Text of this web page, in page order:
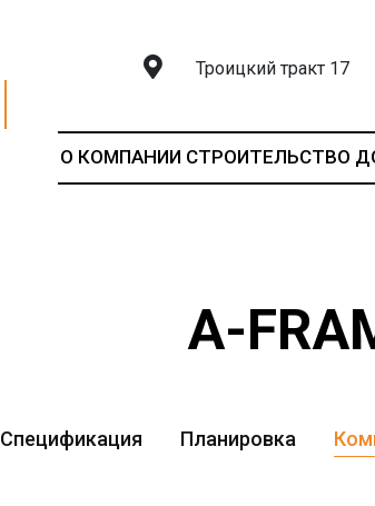
Троицкий тракт 17
О КОМПАНИИ СТРОИТЕЛЬСТВО
A-
Спецификация Планировка